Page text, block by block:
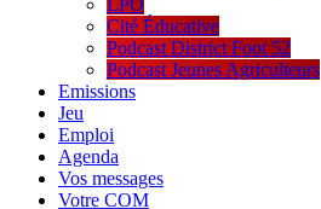
LPO
Cité Éducative
Podcast District Foot 52
Podcast Jeunes Agriculteurs
Emissions
Jeu
Emploi
Agenda
Vos messages
Votre COM